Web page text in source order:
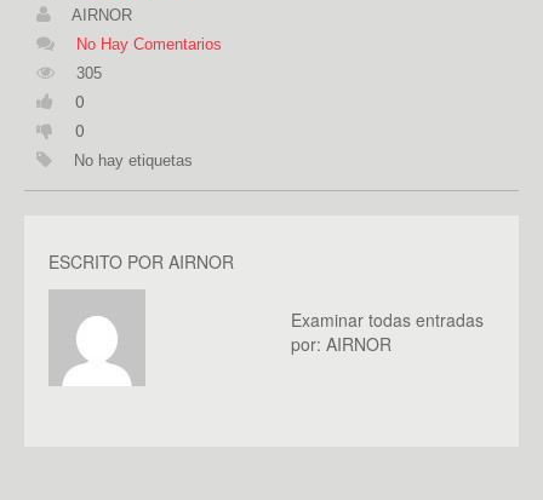
AIRNOR
No Hay Comentarios
305
0
0
No hay etiquetas
ESCRITO POR AIRNOR
Examinar todas entradas
por: AIRNOR